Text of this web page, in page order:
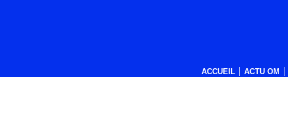
ACCUEIL ACTU OM